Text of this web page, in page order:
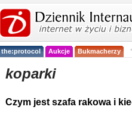
the:protocol Aukcje Bukmacherzy
koparki
Czym jest szafa rakowa i